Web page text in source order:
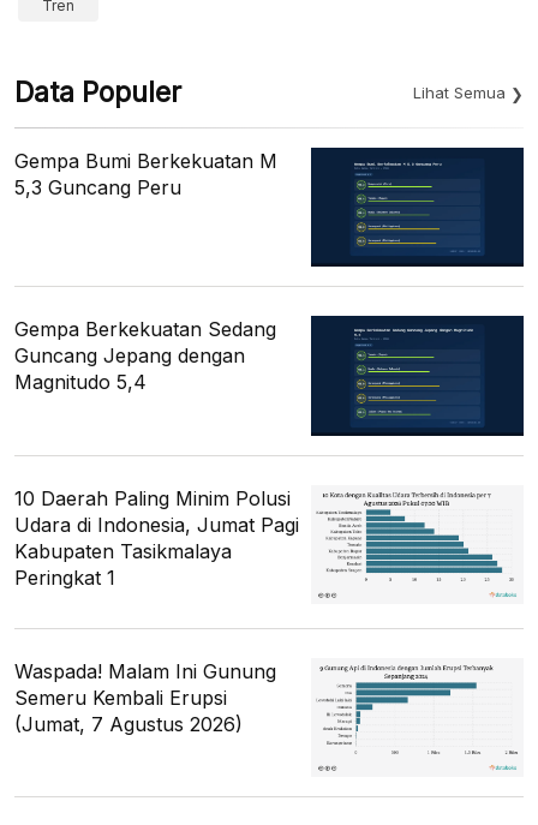
Tren
Data Populer Lihat Semua
Gempa Bumi Berkekuatan M
5,3 Guncang Peru
Gempa Berkekuatan Sedang
Guncang Jepang dengan
Magnitudo 5,4
10 Daerah Paling Minim Polusi
Udara di Indonesia, Jumat Pagi
Kabupaten Tasikmalaya
Peringkat 1
Waspada! Malam Ini Gunung
Semeru Kembali Erupsi
(Jumat, 7 Agustus 2026)